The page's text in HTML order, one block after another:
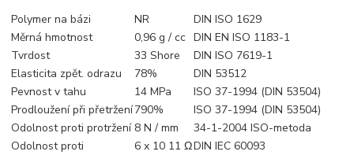
Polymer na bázi
NR
DIN ISO 1629
Měrná hmotnost
0,96 g / cc DIN EN ISO 1183-1
Tvrdost
33 Shore
DIN ISO 7619-1
Elasticita zpět. odrazu
78%
DIN 53512
Pevnost v tahu
14 MPa
ISO 37-1994 (DIN 53504)
Prodloužení při přetržení790%
ISO 37-1994 (DIN 53504)
Odolnost proti protržení 8 N / mm
34-1-2004 ISO-metoda
Odolnost proti
6 x 10 11 ΩDIN IEC 60093